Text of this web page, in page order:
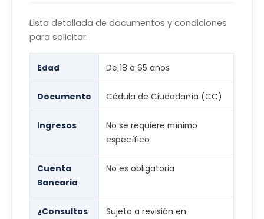
Lista detallada de documentos y condiciones
para solicitar.
Edad De 18 a 65 años
Documento Cédula de Ciudadanía (CC)
Ingresos
No se requiere mínimo
específico
Cuenta
Bancaria
No es obligatoria
¿Consultas
Sujeto a revisión en